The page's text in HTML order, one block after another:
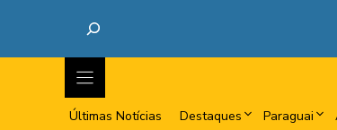
Últimas Notícias Destaques Paraguai